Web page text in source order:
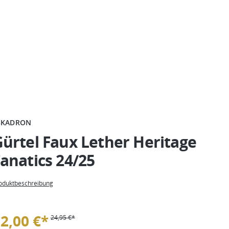
Faux Lether Heritage
24/25
€* 24,95 €*